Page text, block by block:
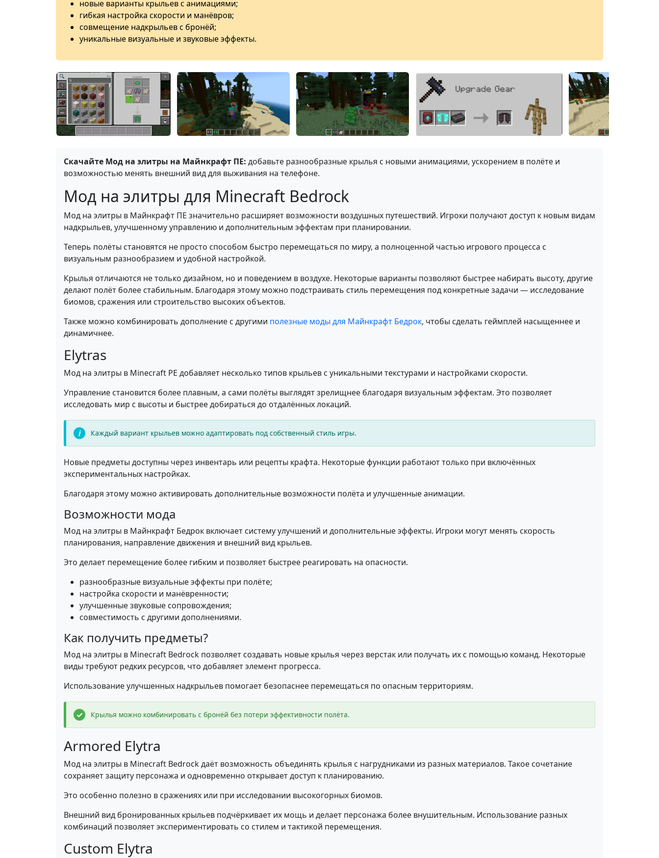
новые варианты крыльев с анимациями;
гибкая настройка скорости и манёвров;
совмещение надкрыльев с бронёй;
уникальные визуальные и звуковые эффекты.
Скачайте Мод на элитры на Майнкрафт ПЕ: добавьте разнообразные крылья с новыми анимациями, ускорением в полёте и
возможностью менять внешний вид для выживания на телефоне.
Мод на элитры для Minecraft Bedrock
Мод на элитры в Майнкрафт ПЕ значительно расширяет возможности воздушных путешествий. Игроки получают доступ к новым видам
надкрыльев, улучшенному управлению и дополнительным эффектам при планировании.
Теперь полёты становятся не просто способом быстро перемещаться по миру, а полноценной частью игрового процесса с
визуальным разнообразием и удобной настройкой.
Крылья отличаются не только дизайном, но и поведением в воздухе. Некоторые варианты позволяют быстрее набирать высоту, другие
делают полёт более стабильным. Благодаря этому можно подстраивать стиль перемещения под конкретные задачи — исследование
биомов, сражения или строительство высоких объектов.
Также можно комбинировать дополнение с другими полезные моды для Майнкрафт Бедрок, чтобы сделать геймплей насыщеннее и
динамичнее.
Elytras
Мод на элитры в Minecraft PE добавляет несколько типов крыльев с уникальными текстурами и настройками скорости.
Управление становится более плавным, а сами полёты выглядят зрелищнее благодаря визуальным эффектам. Это позволяет
исследовать мир с высоты и быстрее добираться до отдалённых локаций.
Каждый вариант крыльев можно адаптировать под собственный стиль игры.
Новые предметы доступны через инвентарь или рецепты крафта. Некоторые функции работают только при включённых
экспериментальных настройках.
Благодаря этому можно активировать дополнительные возможности полёта и улучшенные анимации.
Возможности мода
Мод на элитры в Майнкрафт Бедрок включает систему улучшений и дополнительные эффекты. Игроки могут менять скорость
планирования, направление движения и внешний вид крыльев.
Это делает перемещение более гибким и позволяет быстрее реагировать на опасности.
разнообразные визуальные эффекты при полёте;
настройка скорости и манёвренности;
улучшенные звуковые сопровождения;
совместимость с другими дополнениями.
Как получить предметы?
Мод на элитры в Minecraft Bedrock позволяет создавать новые крылья через верстак или получать их с помощью команд. Некоторые
виды требуют редких ресурсов, что добавляет элемент прогресса.
Использование улучшенных надкрыльев помогает безопаснее перемещаться по опасным территориям.
Крылья можно комбинировать с бронёй без потери эффективности полёта.
Armored Elytra
Мод на элитры в Minecraft Bedrock даёт возможность объединять крылья с нагрудниками из разных материалов. Такое сочетание
сохраняет защиту персонажа и одновременно открывает доступ к планированию.
Это особенно полезно в сражениях или при исследовании высокогорных биомов.
Внешний вид бронированных крыльев подчёркивает их мощь и делает персонажа более внушительным. Использование разных
комбинаций позволяет экспериментировать со стилем и тактикой перемещения.
Custom Elytra